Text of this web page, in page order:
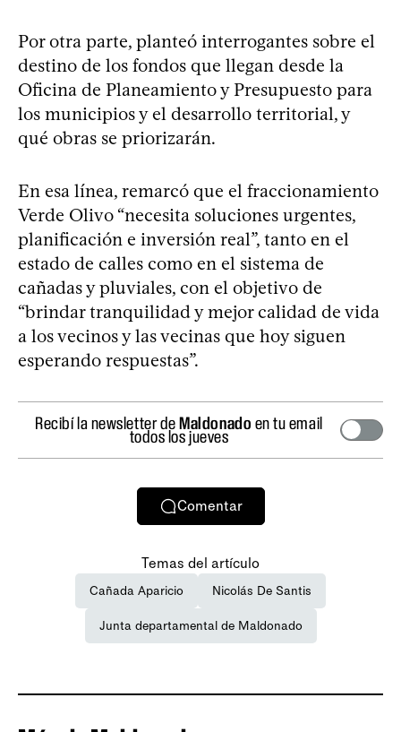
Por otra parte, planteó interrogantes sobre el
destino de los fondos que llegan desde la
Oficina de Planeamiento y Presupuesto para
los municipios y el desarrollo territorial, y
qué obras se priorizarán.
En esa línea, remarcó que el fraccionamiento
Verde Olivo “necesita soluciones urgentes,
planificación e inversión real”, tanto en el
estado de calles como en el sistema de
cañadas y pluviales, con el objetivo de
“brindar tranquilidad y mejor calidad de vida
a los vecinos y las vecinas que hoy siguen
esperando respuestas”.
Recibí la newsletter deMaldonado en tu email
todos los jueves
Comentar
Temas del artículo
Cañada Aparicio Nicolás De Santis
Junta departamental de Maldonado